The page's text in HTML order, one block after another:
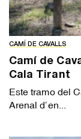
CAMÍ DE CAVALLS
Camí de
Cala Tirant
Este tramo del
Arenal d’en...